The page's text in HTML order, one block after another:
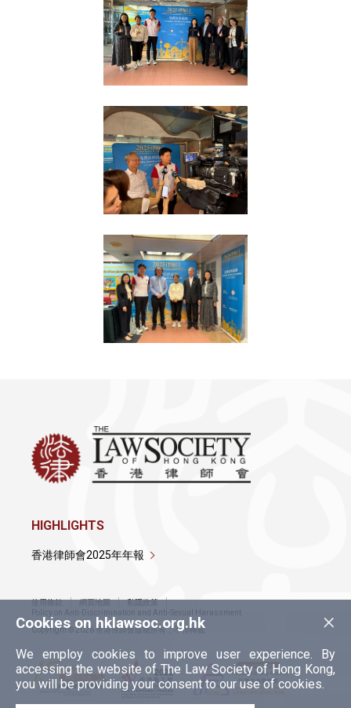
×
Cookies on hklawsoc.org.hk
We employ cookies to improve user experience. By
accessing the website of The Law Society of Hong Kong,
you will be providing your consent to our use of cookies.
HIGHLIGHTS
香港律師會2025年年報
使用條款 網頁地圖
私隱政策
Policy on Anti-Discrimination and Anti-Sexual Harassment
Copyright © 2026 香港律師會版權所有，不得轉載